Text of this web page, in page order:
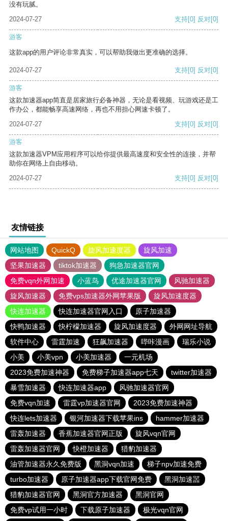
没有玩腻。
2024-07-27
支持[0] 反对[0]
游客
这款app的用户评论非常真实，可以帮助我做出更准确的选择。
2024-07-27 支持[0] 反对[0]
游客
这款加速器app简直是居家旅行必备神器，无论是看视频、玩游戏还是工
作办公，都能畅享高速网络，再也不用担心网速卡顿了。
2024-07-27
支持[0] 反对[0]
游客
这款加速器VPM应用程序可以给你提供最高速度和安全性的连接，并帮
助你在网络上自由移动。
2024-07-27
支持[0] 反对[0]
友情链接
网站地图 QuickQ 旋风加速度器
旋风加速
坚果加速器
tiktok加速器
狗急加速器官网
免费vqn外网加速
小蓝鸟 优途加速器官网
风驰加速器
旋风加速器
免费vps加速器外网苹果版
旋风加速度器
快连加速器
快连加速器官网入口
原子加速器
快鸭加速器
快柠檬加速器 旋风加速度器
外网网址导航
软件中心
雷霆加速 狂飙加速器 哔咔漫画
瑞乐小说
小美
小美vpn 小美加速器
一元机场
2023免费加速神器
免费梯子加速器app七天
twitter加速器
暴雪加速器
快连加速器app
风驰加速器官网
免费vqn加速
雷霆vp加速器官网
2023免费加速神器
快连lets加速器
银河加速器下载苹果ins
hammer加速器
雷轰加速器
香蕉加速器官网正版
旋风vqn官网
雷轰加速器官网
快橙加速器
猎豹加速器
油管加速器永久免费版
黑洞vqn加速
梯子npv加速免费
turbo加速器
原子加速器app下载官网免费
黑洞加速噐
猎豹加速器官网
黑洞官方加速器
黑洞官网
免费vp试用一小时
下载原子加速器 极光vqn官网